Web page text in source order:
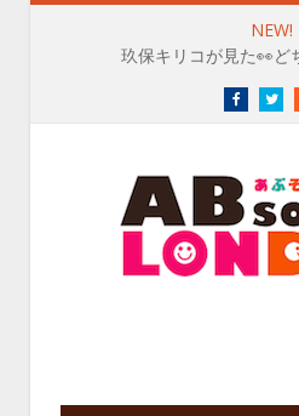
NEW!
玖保キリコが見た👀ど
Facebook